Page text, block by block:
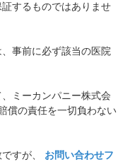
するものではありませ
事前に必ず該当の医院
ミーカンパニー株式会
償の責任を一切負わない
すが、 お問い合わせフ